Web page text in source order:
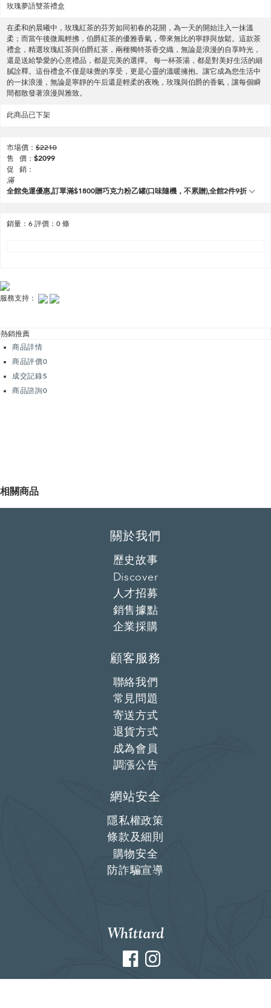
玫瑰夢語雙茶禮盒
在柔和的晨曦中，玫瑰紅茶的芬芳如同初春的花開，為一天的開始注入一抹溫
柔；而當午後微風輕拂，伯爵紅茶的優雅香氣，帶來無比的寧靜與放鬆。這款茶
禮盒，精選玫瑰紅茶與伯爵紅茶，兩種獨特茶香交織，無論是浪漫的自享時光，
還是送給摯愛的心意禮品，都是完美的選擇。 每一杯茶湯，都是對美好生活的細
膩詮釋。這份禮盒不僅是味覺的享受，更是心靈的溫暖擁抱。讓它成為您生活中
的一抹浪漫，無論是寧靜的午后還是輕柔的夜晚，玫瑰與伯爵的香氣，讓每個瞬
間都散發著浪漫與雅致。
此商品已下架
市場價： $2210
售 價： $2099
促 銷：
滿
全館免運優惠,訂單滿$1800贈巧克力粉乙罐(口味隨機，不累贈),全館2件9折
銷量： 6 評價： 0 條
服務支持：
熱銷推薦
商品詳情
商品評價0
成交記錄5
商品諮詢0
相關商品
關於我們
歷史故事
Discover
人才招募
銷售據點
企業採購
顧客服務
聯絡我們
常見問題
寄送方式
退貨方式
成為會員
調漲公告
網站安全
隱私權政策
條款及細則
購物安全
防詐騙宣導
FacebookInstagram